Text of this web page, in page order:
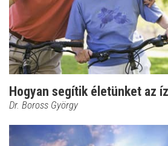
Hogyan segítik életünket az
Dr. Boross György